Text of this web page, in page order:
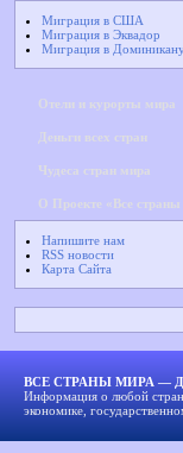
Миграция в США
Миграция в Эквадор
Миграция в
Отели и курорты мира
Деньги всех стран
Чудеса стран мира
О Проекте «Все страны
Напишите нам
RSS новости
Карта Сайта
ВСЕ СТРАНЫ МИРА — Для
Информация о любой
экономике,